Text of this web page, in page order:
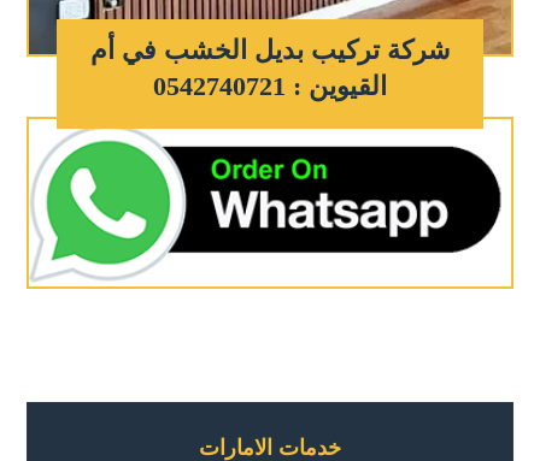
شركة تركيب بديل الخشب في أم
القيوين : 0542740721
خدمات الامارات